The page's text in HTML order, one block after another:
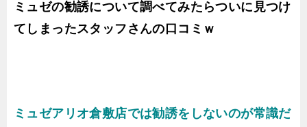
ミュゼの勧誘について調べてみたらついに見つけ
てしまったスタッフさんの口コミｗ
ミュゼアリオ倉敷店では勧誘をしないのが常識だ